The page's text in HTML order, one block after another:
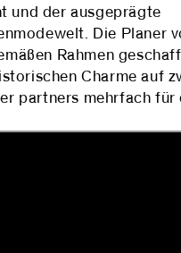
und der ausgeprägte
Die Planer
Rahmen
Charme auf
partners mehrfach für